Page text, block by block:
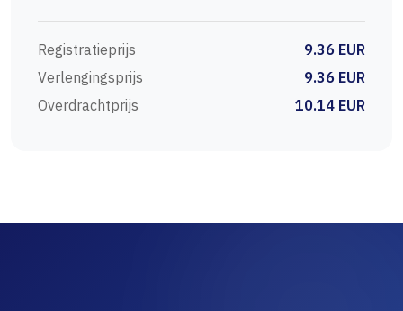
Registratieprijs
9.36 EUR
Verlengingsprijs
9.36 EUR
Overdrachtprijs
10.14 EUR